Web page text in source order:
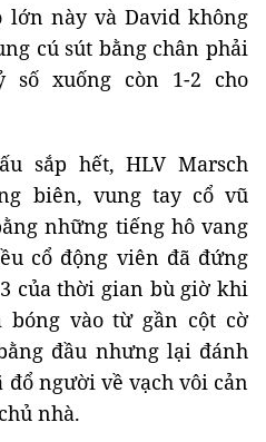
lớn này và David không
cú sút bằng chân phải
xuống còn 1-2 cho
sắp hết, HLV Marsch
biên, vung tay cổ vũ
những tiếng hô vang
cổ động viên đã đứng
của thời gian bù giờ khi
bóng vào từ gần cột cờ
đầu nhưng lại đánh
đổ người về vạch vôi cản
nhà.